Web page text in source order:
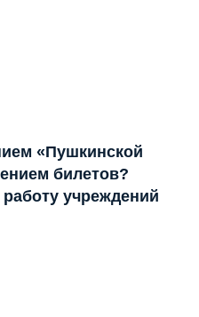
«Пушкинской
билетов?
учреждений